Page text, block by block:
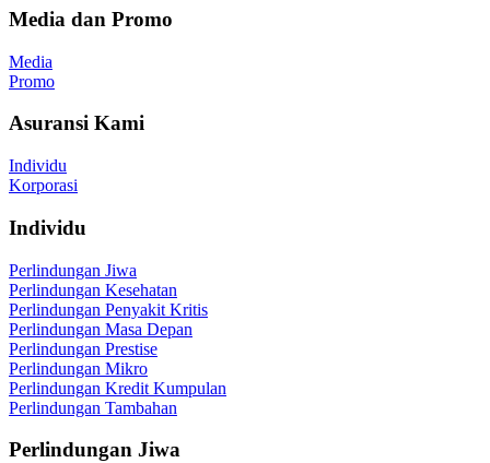
Media dan Promo
Media
Promo
Asuransi Kami
Individu
Korporasi
Individu
Perlindungan Jiwa
Perlindungan Kesehatan
Perlindungan Penyakit Kritis
Perlindungan Masa Depan
Perlindungan Prestise
Perlindungan Mikro
Perlindungan Kredit Kumpulan
Perlindungan Tambahan
Perlindungan Jiwa